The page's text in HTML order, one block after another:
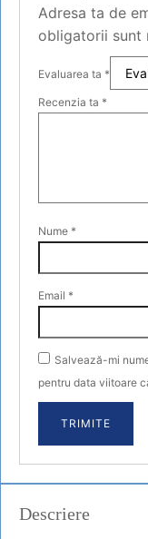
Adresa ta de
obligatorii sunt
Evaluarea ta *
Recenzia ta *
Nume *
Email *
Salvează-mi
pentru data viitoare
Descriere